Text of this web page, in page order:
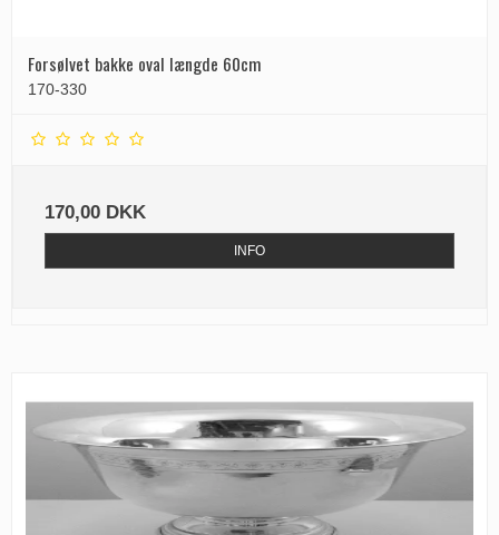
Forsølvet bakke oval længde 60cm
170-330
170,00 DKK
INFO